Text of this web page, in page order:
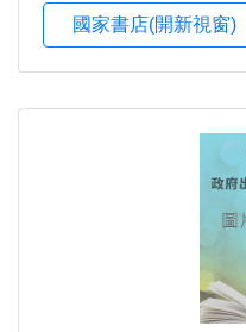
國家書店(開新視窗)